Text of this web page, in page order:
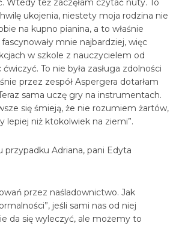
Wtedy też zaczęłam czytać nuty. To
ukojenia, niestety moja rodzina nie
na kupno pianina, a to właśnie
mnie najbardziej, więc
w szkole z nauczycielem od
To nie była zasługa zdolności
przez zespół Aspergera dotarłam
sama uczę gry na instrumentach.
się śmieją, że nie rozumiem żartów,
lepiej niż ktokolwiek na ziemi”.
przypadku Adriana, pani Edyta
przez naśladownictwo. Jak
jeśli sami nas od niej
da się wyleczyć, ale możemy to